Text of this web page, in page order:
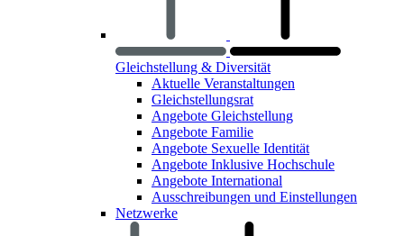
Gleichstellung & Diversität
Aktuelle Veranstaltungen
Gleichstellungsrat
Angebote Gleichstellung
Angebote Familie
Angebote Sexuelle Identität
Angebote Inklusive Hochschule
Angebote International
Ausschreibungen und Einstellungen
Netzwerke